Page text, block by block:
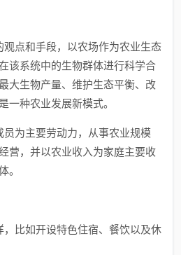
观点和手段，以农场作为农业生态
该系统中的生物群体进行科学合
大生物产量、维护生态平衡、改
一种农业发展新模式。
员为主要劳动力，从事农业规模
营，并以农业收入为家庭主要收
。
，比如开设特色住宿、餐饮以及休